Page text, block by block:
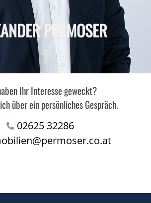
PERMOSER
Ihr Interesse geweckt?
über ein persönliches Gespräch.
02625 32286